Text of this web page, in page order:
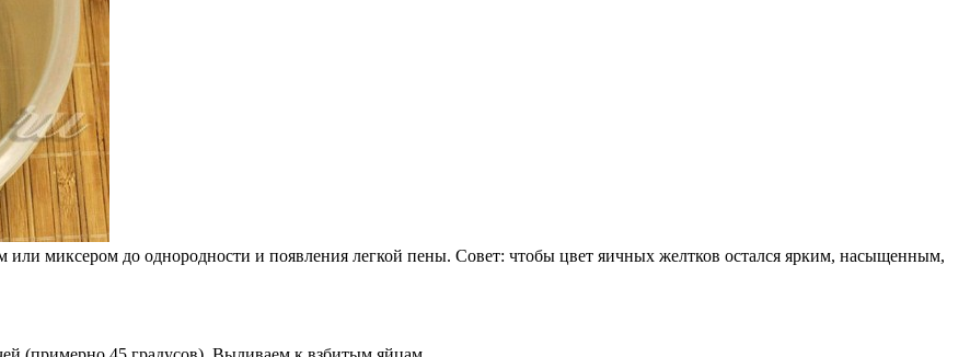
или миксером до однородности и появления легкой пены. Совет: чтобы цвет яичных желтков остался ярким, насыщенным,